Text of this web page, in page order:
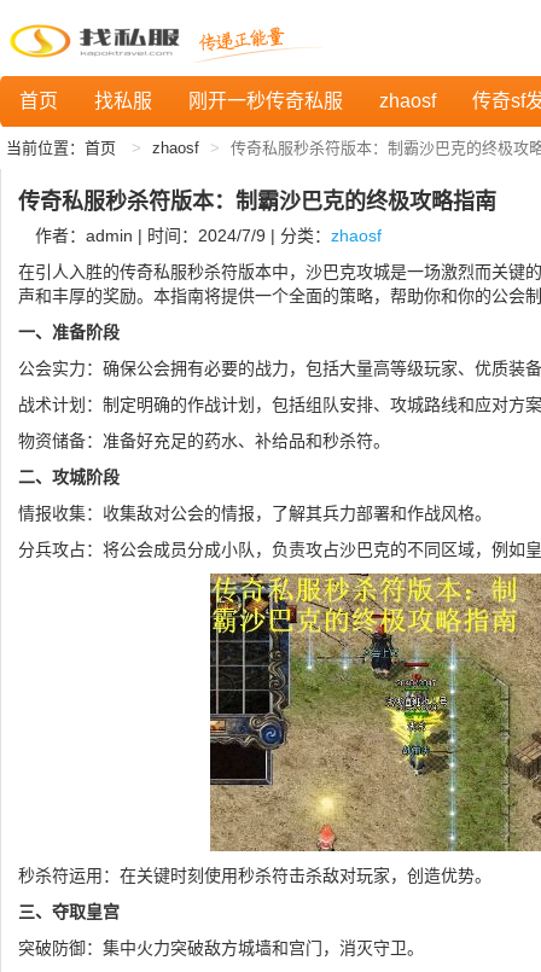
首页 找私服 刚开一秒传奇私服 zhaosf 传奇sf
当前位置： 首页 zhaosf 传奇私服秒杀符版本：制霸沙巴克的终极攻
传奇私服秒杀符版本：制霸沙巴克的终极攻略指南
作者：admin | 时间：2024/7/9 | 分类： zhaosf
在引人入胜的传奇私服秒杀符版本中，沙巴克攻城是一场激烈而关键
声和丰厚的奖励。本指南将提供一个全面的策略，帮助你和你的公会
一、准备阶段
公会实力：确保公会拥有必要的战力，包括大量高等级玩家、优质装
战术计划：制定明确的作战计划，包括组队安排、攻城路线和应对方
物资储备：准备好充足的药水、补给品和秒杀符。
二、攻城阶段
情报收集：收集敌对公会的情报，了解其兵力部署和作战风格。
分兵攻占：将公会成员分成小队，负责攻占沙巴克的不同区域，例如
秒杀符运用：在关键时刻使用秒杀符击杀敌对玩家，创造优势。
三、夺取皇宫
突破防御：集中火力突破敌方城墙和宫门，消灭守卫。